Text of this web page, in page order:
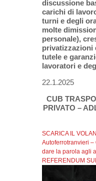
discussione
carichi di
turni e degli
molte
personale),
privatizzazioni
tutele e
lavoratori e
22.1.2025​
CUB
PRIVATO –
SCARICA IL
Autoferrotranvieri –
dare la parola agli
REFERENDUM